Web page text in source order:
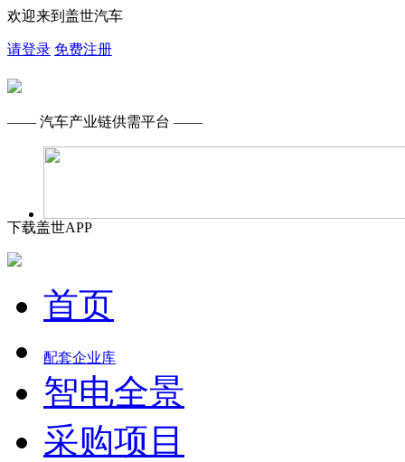
欢迎来到盖世汽车
请登录 免费注册
—— 汽车产业链供需平台 ——
下载盖世APP
首页
配套企业库
智电全景
采购项目